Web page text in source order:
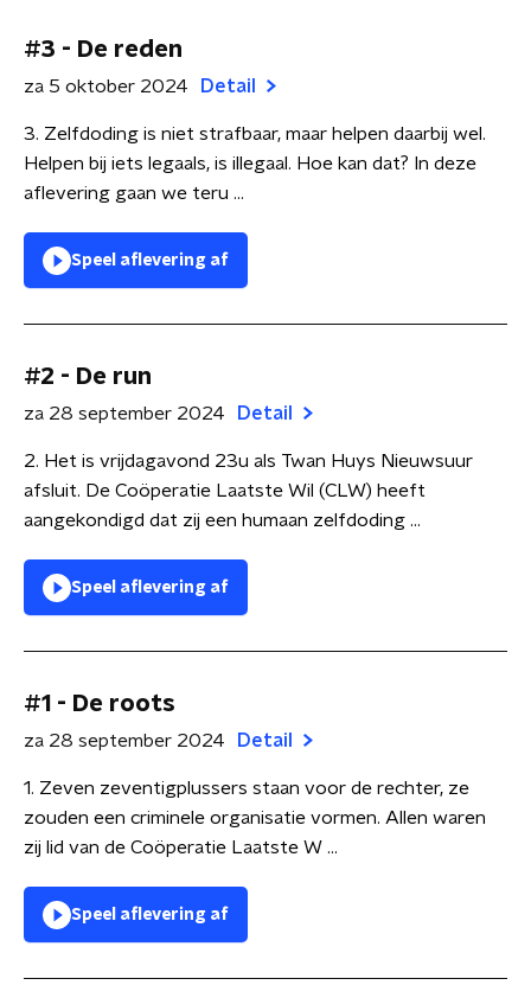
#3 - De reden
za 5 oktober 2024 Detail
3. Zelfdoding is niet strafbaar, maar helpen daarbij wel.
Helpen bij iets legaals, is illegaal. Hoe kan dat? In deze
aflevering gaan we teru ...
Speel aflevering af
#2 - De run
za 28 september 2024 Detail
2. Het is vrijdagavond 23u als Twan Huys Nieuwsuur
afsluit. De Coöperatie Laatste Wil (CLW) heeft
aangekondigd dat zij een humaan zelfdoding ...
Speel aflevering af
#1 - De roots
za 28 september 2024 Detail
1. Zeven zeventigplussers staan voor de rechter, ze
zouden een criminele organisatie vormen. Allen waren
zij lid van de Coöperatie Laatste W ...
Speel aflevering af